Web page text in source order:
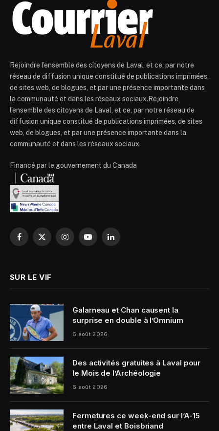
Rejoindre l’ensemble des citoyens de Laval, et ce, par notre
réseau de diffusion unique constitué de publications imprimées,
de sites web, de blogues, et par une présence importante dans
la communauté et dans les réseaux sociaux.Rejoindre
l’ensemble des citoyens de Laval, et ce, par notre réseau de
diffusion unique constitué de publications imprimées, de sites
web, de blogues, et par une présence importante dans la
communauté et dans les réseaux sociaux.
Financé par le gouvernement du Canada
Facebook
X
InstagramYouTubeLinkedIn
SUR LE VIF
Galarneau et Chan causent la
surprise en double à l’Omnium
6 août 2026
Des activités gratuites à Laval pour
le Mois de l’Archéologie
6 août 2026
Fermetures ce week-end sur l’A-15
entre Laval et Boisbriand